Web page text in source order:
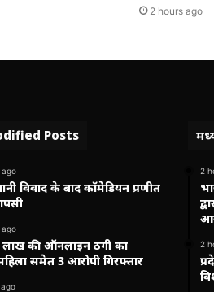
2 hours ago
Posts
ago
विवाद के बाद कॉमेडियन प्रणीत
ago
लाख की ऑनलाइन ठगी का
समेत 3 आरोपी गिरफ्तार
2
2